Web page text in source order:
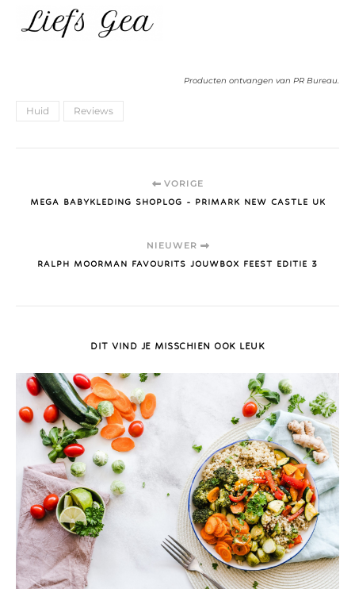
Producten ontvangen van PR Bureau.
Huid Reviews
VORIGE
MEGA BABYKLEDING SHOPLOG - PRIMARK NEW CASTLE UK
NIEUWER
RALPH MOORMAN FAVOURITS JOUWBOX FEEST EDITIE 3
DIT VIND JE MISSCHIEN OOK LEUK